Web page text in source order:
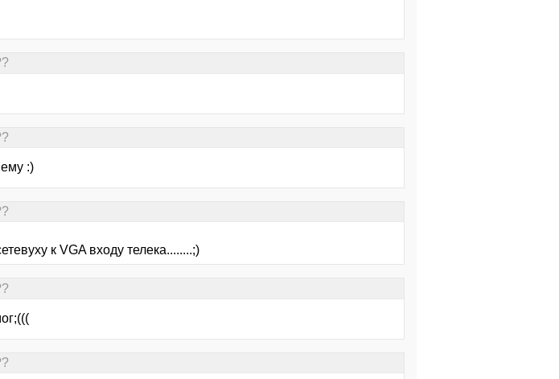
:)
к VGA входу телека........;)